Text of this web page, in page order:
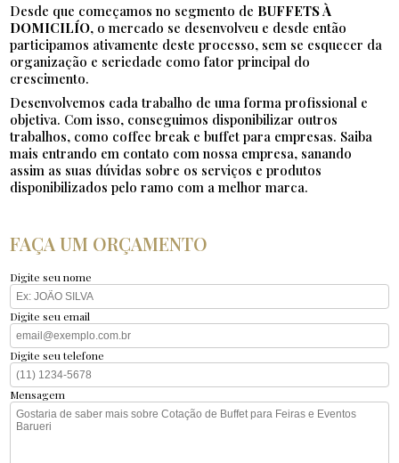
Desde que começamos no segmento de BUFFETS À
DOMICILÍO, o mercado se desenvolveu e desde então
participamos ativamente deste processo, sem se esquecer da
organização e seriedade como fator principal do
crescimento.
Desenvolvemos cada trabalho de uma forma profissional e
objetiva. Com isso, conseguimos disponibilizar outros
trabalhos, como coffee break e buffet para empresas. Saiba
mais entrando em contato com nossa empresa, sanando
assim as suas dúvidas sobre os serviços e produtos
disponibilizados pelo ramo com a melhor marca.
FAÇA UM ORÇAMENTO
Digite seu nome
Digite seu email
Digite seu telefone
Mensagem